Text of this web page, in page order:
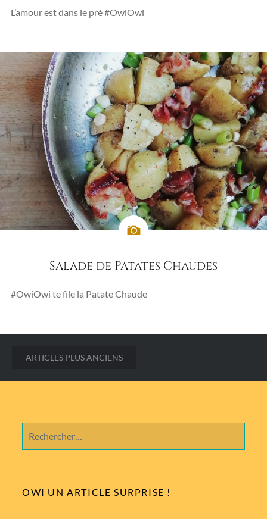
L’amour est dans le pré #OwiOwi
Salade de Patates Chaudes
#OwiOwi te file la Patate Chaude
Navigation
des
ARTICLES PLUS ANCIENS
OWI UN ARTICLE SURPRISE !